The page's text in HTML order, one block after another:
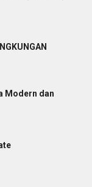
Modern dan